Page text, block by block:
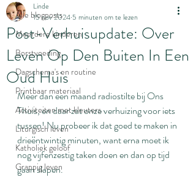
Alle blogposts
Meerdere kinderen
Borstvoeding
Dagschema's en routine
Printbaar materiaal
Activiteiten met kleuters
Liturgisch leven
Katholiek geloof
Grappig leven
Post-Verhuisupdate: Over
Leven Op Den Buiten In Een
Oud Huis
Linde
15 nov 2024 5 minuten om te lezen
Meer dan een maand radiostilte bij Ons
Thuis, en daar zat onze verhuizing voor iets
tussen! Nu probeer ik dat goed te maken in
drieëntwintig minuten, want erna moet ik
nog vijfenzestig taken doen en dan op tijd
gaan slapen.